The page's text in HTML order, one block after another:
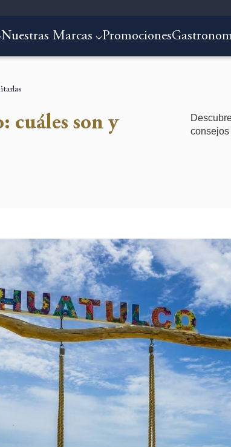
Nuestras Marcas Promociones
cuáles son y
consejos